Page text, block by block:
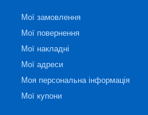
Мої замовлення
Мої повернення
Мої накладні
Мої адреси
Моя персональна інформація
Мої купони